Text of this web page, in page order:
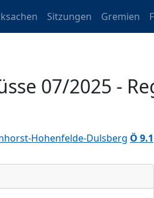
Sitzungen Gremien
07/2025 -
Hohenfelde-Dulsberg Ö 9.1